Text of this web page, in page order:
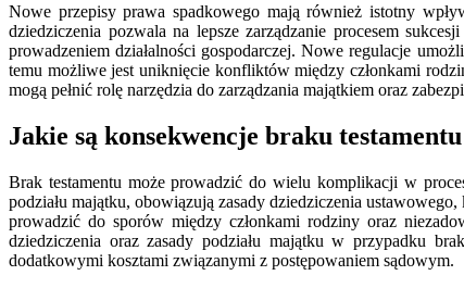
Nowe przepisy prawa spadkowego mają również istotny
dziedziczenia pozwala na lepsze zarządzanie procesem
prowadzeniem działalności gospodarczej. Nowe regulacje
temu możliwe jest uniknięcie konfliktów między członkami
mogą pełnić rolę narzędzia do zarządzania majątkiem oraz
Jakie są konsekwencje braku
Brak testamentu może prowadzić do wielu komplikacji w
podziału majątku, obowiązują zasady dziedziczenia
prowadzić do sporów między członkami rodziny oraz
dziedziczenia oraz zasady podziału majątku w przypadku
dodatkowymi kosztami związanymi z postępowaniem sądowym.